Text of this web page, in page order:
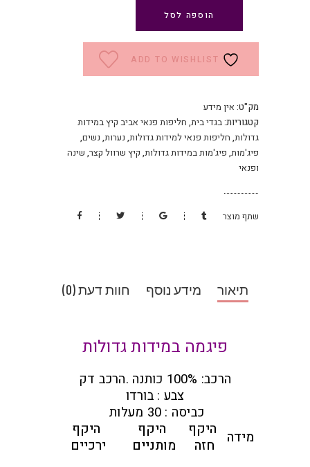
הוספה לסל
ADD TO WISHLIST
מק"ט: אין מידע
קטגוריות:בגדי בית, חליפות פנאי אביב קיץ במידות
גדולות, חליפות פנאי למידות גדולות, נערות, נשים,
פיג'מות, פיג'מות במידות גדולות, קיץ שרוול קצר, שינה
ופנאי
שתף מוצר
תיאור מידע נוסף חוות דעת (0)
פיגמה במידות גדולות
הרכב: 100% כותנה .הרכב דק
צבע : בורדו
כביסה : 30 מעלות
מידה
היקף
חזה
היקף
מותניים
היקף
ירכיים